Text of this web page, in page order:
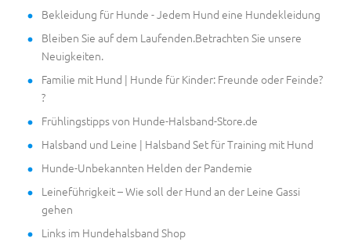
Bekleidung für Hunde - Jedem Hund eine Hundekleidung
Bleiben Sie auf dem Laufenden.Betrachten Sie unsere
Neuigkeiten.
Familie mit Hund | Hunde für Kinder: Freunde oder Feinde?
?
Frühlingstipps von Hunde-Halsband-Store.de
Halsband und Leine | Halsband Set für Training mit Hund
Hunde-Unbekannten Helden der Pandemie
Leineführigkeit – Wie soll der Hund an der Leine Gassi
gehen
Links im Hundehalsband Shop